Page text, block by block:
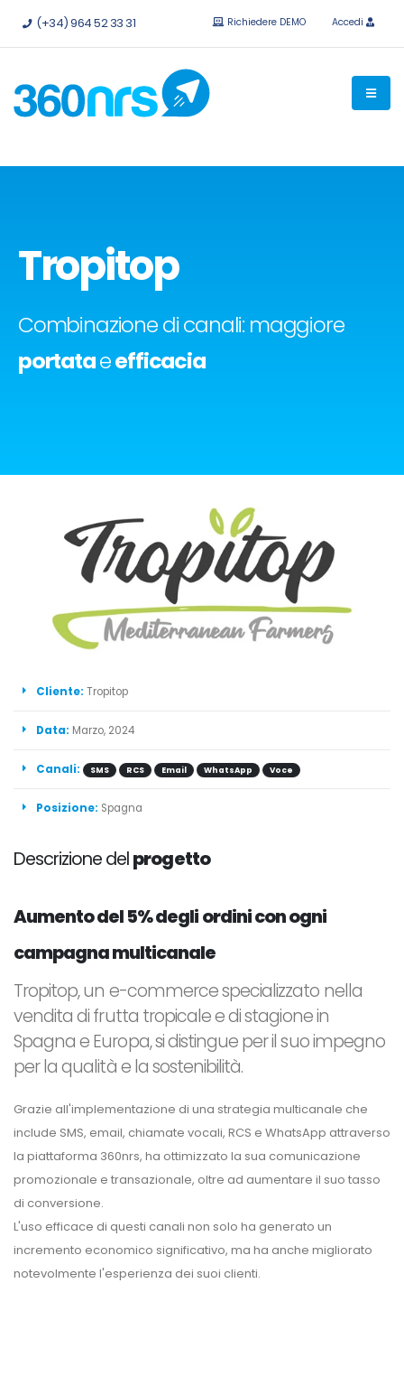
Provalo gratis senza impegno.API e integrazioni disponibili.
(+34) 964 52 33 31 Richiedere DEMO Accedi
Tropitop
Combinazione di canali: maggiore
portataeefficacia
Cliente: Tropitop
Data: Marzo, 2024
Canali: SMS RCS Email WhatsApp Voce
Posizione: Spagna
Descrizione delprogetto
Aumento del 5% degli ordini con ogni
campagna multicanale
Tropitop, un e-commerce specializzato nella
vendita di frutta tropicale e di stagione in
Spagna e Europa, si distingue per il suo impegno
per la qualità e la sostenibilità.
Grazie all'implementazione di una strategia multicanale che
include SMS, email, chiamate vocali, RCS e WhatsApp attraverso
la piattaforma 360nrs, ha ottimizzato la sua comunicazione
promozionale e transazionale, oltre ad aumentare il suo tasso
di conversione.
L'uso efficace di questi canali non solo ha generato un
incremento economico significativo, ma ha anche migliorato
notevolmente l'esperienza dei suoi clienti.